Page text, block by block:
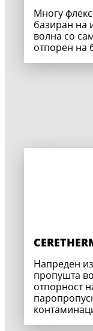
Многу
базиран на
волна со
отпорен на
Напреден
пропушта
отпорност